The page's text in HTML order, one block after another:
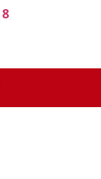
8